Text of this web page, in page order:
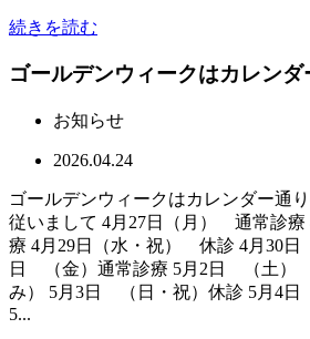
続きを読む
ゴールデンウィークはカレンダ
お知らせ
2026.04.24
ゴールデンウィークはカレンダー通
従いまして 4月27日（月） 通常診療
療 4月29日（水・祝） 休診 4月30
日 （金）通常診療 5月2日 （土）
み） 5月3日 （日・祝）休診 5月4日
5...